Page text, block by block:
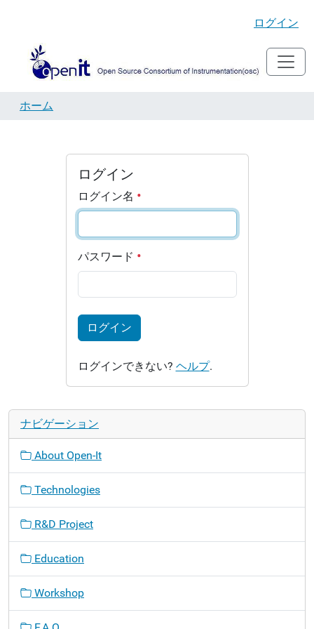
ログイン
ホーム
ログイン
ログイン名
パスワード
ログイン
ログインできない? ヘルプ.
ナビゲーション
About Open-It
Technologies
R&D Project
Education
Workshop